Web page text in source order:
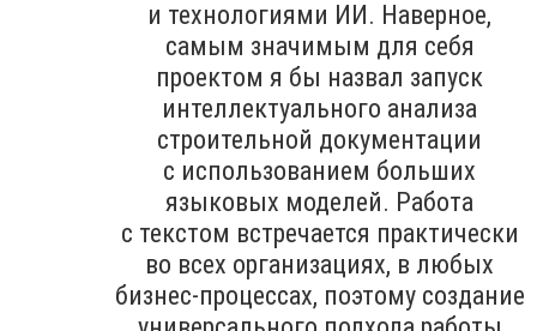
и технологиями ИИ. Наверное,
самым значимым для себя
проектом я бы назвал запуск
интеллектуального анализа
строительной документации
с использованием больших
языковых моделей. Работа
с текстом встречается практически
во всех организациях, в любых
бизнес-процессах, поэтому создание